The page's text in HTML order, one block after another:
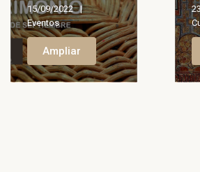
15/09/2022
Eventos
Ampliar